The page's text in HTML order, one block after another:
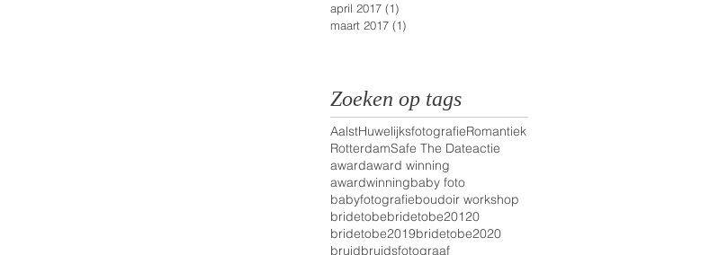
april 2017 (1)
maart 2017 (1)
Zoeken op tags
AalstHuwelijksfotografieRomantiek
RotterdamSafe The Dateactie
awardaward winning
awardwinningbaby foto
babyfotografieboudoir workshop
bridetobebridetobe20120
bridetobe2019bridetobe2020
bruidbruidsfotograaf